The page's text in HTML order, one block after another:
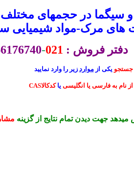
در حجمهای مختلف
های مرک-مواد
دفتر فروش : 021
-
جستجو یکی ازموارد زیر را وارد نمایید
نام به فارسی یا انگلیسی یاکدکالا
میدهد جهت دیدن تمام نتایج از گزینه